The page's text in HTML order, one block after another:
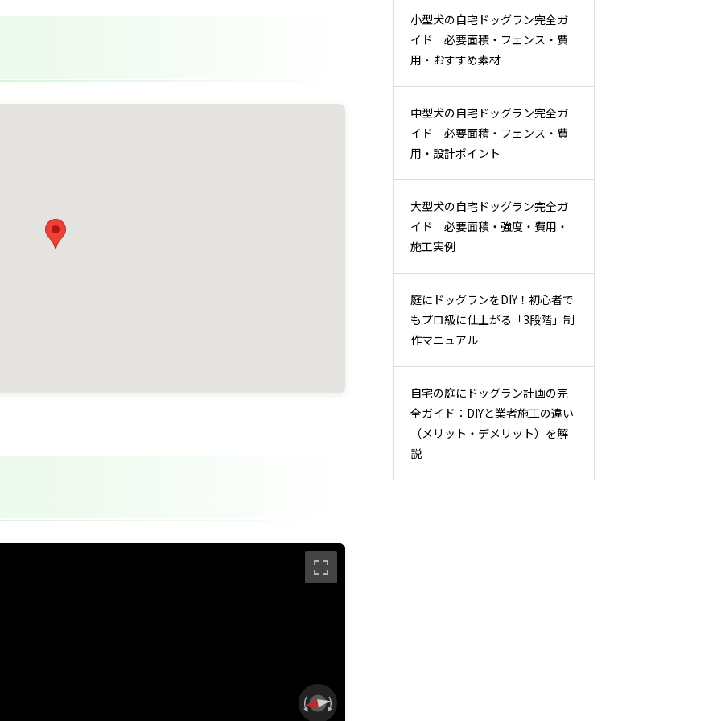
小型犬の自宅ドッグラン完全ガ
イド｜必要面積・フェンス・費
用・おすすめ素材
中型犬の自宅ドッグラン完全ガ
イド｜必要面積・フェンス・費
用・設計ポイント
大型犬の自宅ドッグラン完全ガ
イド｜必要面積・強度・費用・
施工実例
庭にドッグランをDIY！初心者で
もプロ級に仕上がる「3段階」制
作マニュアル
自宅の庭にドッグラン計画の完
全ガイド：DIYと業者施工の違い
（メリット・デメリット）を解
説